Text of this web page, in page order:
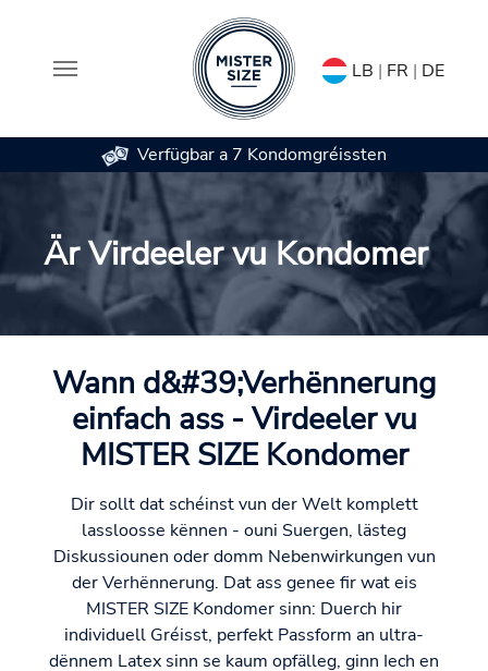
Skip to main content
LB | FR | DE
Verfügbar a 7 Kondomgréissten
Är Virdeeler vu Kondomer
Wann d&#39;Verhënnerung
einfach ass - Virdeeler vu
MISTER SIZE Kondomer
Dir sollt dat schéinst vun der Welt komplett
lassloosse kënnen - ouni Suergen, lästeg
Diskussiounen oder domm Nebenwirkungen vun
der Verhënnerung. Dat ass genee fir wat eis
MISTER SIZE Kondomer sinn: Duerch hir
individuell Gréisst, perfekt Passform an ultra-
dënnem Latex sinn se kaum opfälleg, ginn Iech en